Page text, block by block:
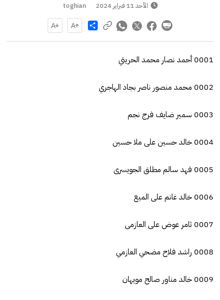
الأحد 11 فبراير 2024 toghian
Share
0001 أحمد نصار محمد الحريتي
0002 محمد منصور ناصر بجاد الهاجري
0003 سمير ضايف فرج نجم
0004 خالد حسين على ملا حسين
0005 فهد سالم مطلق الجويسرى
0006 خالد غانم على الميع
0007 ثامر عوض على العازمى
0008 راشد فلاح مضحي العازمي
0009 خالد مناور صالح مويهان